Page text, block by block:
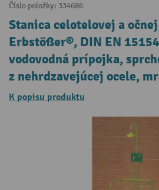
Číslo položky: 334686
Stanica celotelovej a
Erbstößer®, DIN EN
vodovodná prípojka,
z nehrdzavejúcej ocele,
K popisu produktu